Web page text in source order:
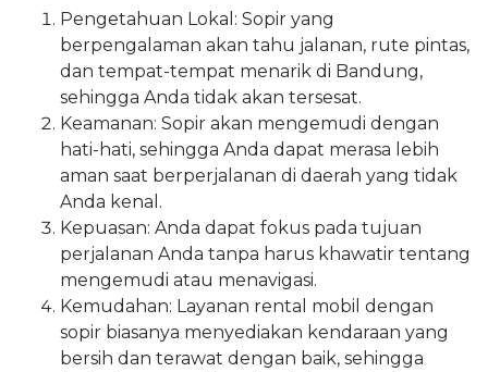
Pengetahuan Lokal: Sopir yang
berpengalaman akan tahu jalanan, rute pintas,
dan tempat-tempat menarik di Bandung,
sehingga Anda tidak akan tersesat.
Keamanan: Sopir akan mengemudi dengan
hati-hati, sehingga Anda dapat merasa lebih
aman saat berperjalanan di daerah yang tidak
Anda kenal.
Kepuasan: Anda dapat fokus pada tujuan
perjalanan Anda tanpa harus khawatir tentang
mengemudi atau menavigasi.
Kemudahan: Layanan rental mobil dengan
sopir biasanya menyediakan kendaraan yang
bersih dan terawat dengan baik, sehingga